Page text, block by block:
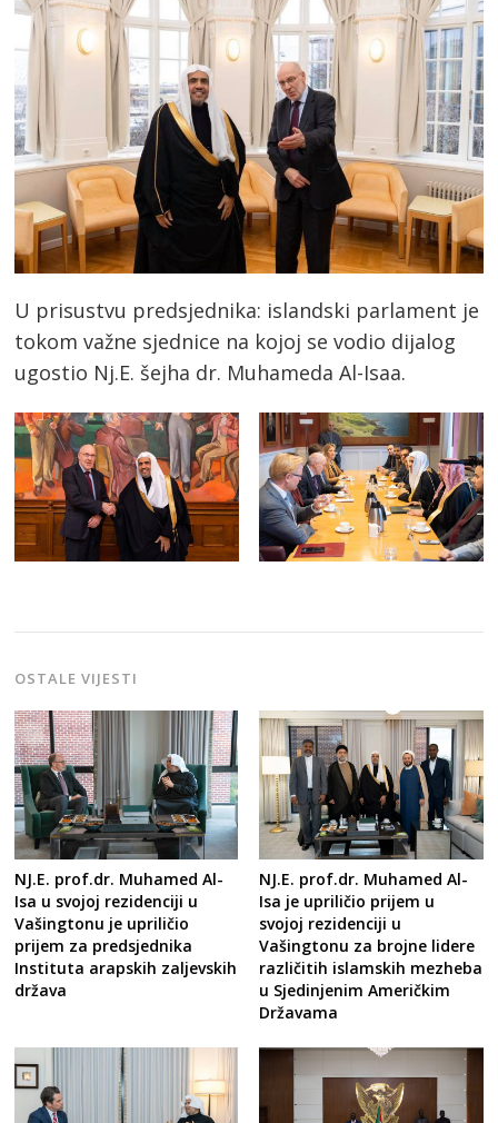
U prisustvu predsjednika: islandski parlament je
tokom važne sjednice na kojoj se vodio dijalog
ugostio Nj.E. šejha dr. Muhameda Al-Isaa.
OSTALE VIJESTI
NJ.E. prof.dr. Muhamed Al-
Isa u svojoj rezidenciji u
Vašingtonu je upriličio
prijem za predsjednika
Instituta arapskih zaljevskih
država
NJ.E. prof.dr. Muhamed Al-
Isa je upriličio prijem u
svojoj rezidenciji u
Vašingtonu za brojne lidere
različitih islamskih mezheba
u Sjedinjenim Američkim
Državama